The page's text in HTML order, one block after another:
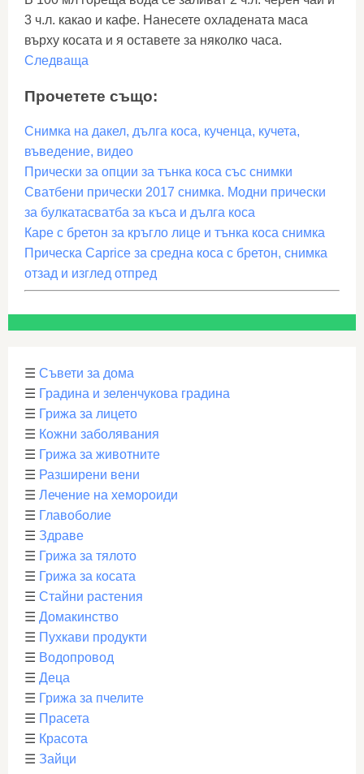
3 ч.л. какао и кафе. Нанесете охладената маса
върху косата и я оставете за няколко часа.
Следваща
Прочетете също:
Снимка на дакел, дълга коса, кученца, кучета,
въведение, видео
Прически за опции за тънка коса със снимки
Сватбени прически 2017 снимка. Модни прически
за булкатасватба за къса и дълга коса
Каре с бретон за кръгло лице и тънка коса снимка
Прическа Caprice за средна коса с бретон, снимка
отзад и изглед отпред
☰ Съвети за дома
☰ Градина и зеленчукова градина
☰ Грижа за лицето
☰ Кожни заболявания
☰ Грижа за животните
☰ Разширени вени
☰ Лечение на хемороиди
☰ Главоболие
☰ Здраве
☰ Грижа за тялото
☰ Грижа за косата
☰ Стайни растения
☰ Домакинство
☰ Пухкави продукти
☰ Водопровод
☰ Деца
☰ Грижа за пчелите
☰ Прасета
☰ Красота
☰ Зайци